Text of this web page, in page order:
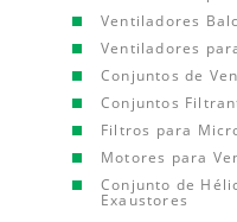
Ventiladores
Ventiladores
Conjuntos de
Conjuntos
Filtros para
Motores para
Conjunto de
Exaustores